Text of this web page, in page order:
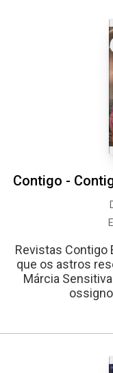
Contigo -
Revistas Contigo
que os astros
Márcia